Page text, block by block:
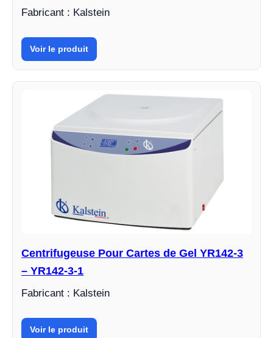
Fabricant : Kalstein
Voir le produit
Centrifugeuse Pour Cartes de Gel YR142-3
– YR142-3-1
Fabricant : Kalstein
Voir le produit